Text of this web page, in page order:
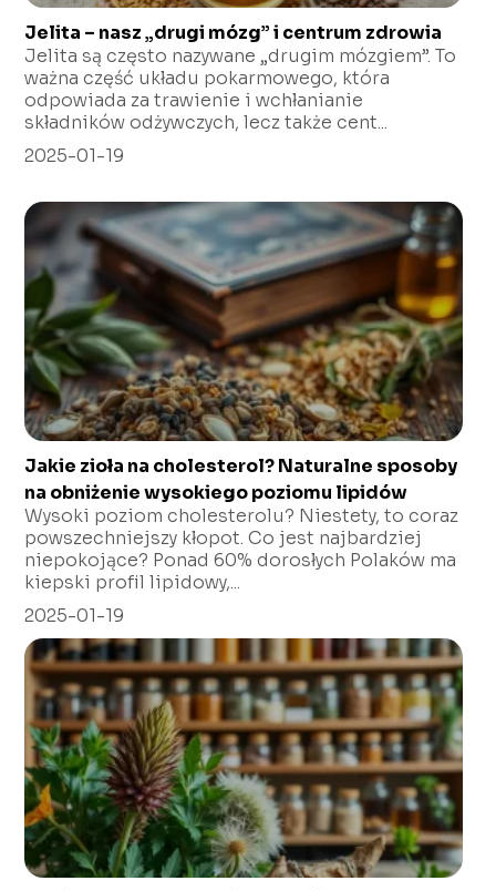
Jelita – nasz „drugi mózg” i centrum zdrowia
Jelita są często nazywane „drugim mózgiem”. To
ważna część układu pokarmowego, która
odpowiada za trawienie i wchłanianie
składników odżywczych, lecz także cent...
2025-01-19
Jakie zioła na cholesterol? Naturalne sposoby
na obniżenie wysokiego poziomu lipidów
Wysoki poziom cholesterolu? Niestety, to coraz
powszechniejszy kłopot. Co jest najbardziej
niepokojące? Ponad 60% dorosłych Polaków ma
kiepski profil lipidowy,...
2025-01-19